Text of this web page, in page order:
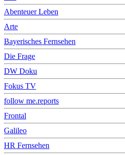
Abenteuer Leben
Arte
Bayerisches Fernsehen
Die Frage
DW Doku
Fokus TV
follow me.reports
Frontal
Galileo
HR Fernsehen